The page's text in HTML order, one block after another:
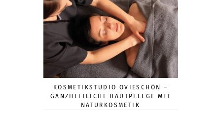
KOSMETIKSTUDIO OVIESCHÖN –
GANZHEITLICHE HAUTPFLEGE MIT
NATURKOSMETIK